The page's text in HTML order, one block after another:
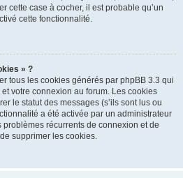
cette case à cocher, il est probable qu’un
cette fonctionnalité.
» ?
tous les cookies générés par phpBB 3.3 qui
votre connexion au forum. Les cookies
le statut des messages (s’ils sont lus ou
a été activée par un administrateur
récurrents de connexion et de
supprimer les cookies.